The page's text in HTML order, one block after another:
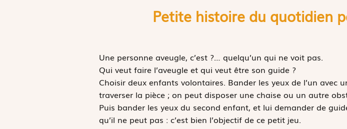
Petite histoire du quotidien
Une personne aveugle, c’est ?… quelqu’un qui ne voit pas.
Qui veut faire l’aveugle et qui veut être son guide ?
Choisir deux enfants volontaires. Bander les yeux de l’un avec
traverser la pièce ; on peut disposer une chaise ou un autre
Puis bander les yeux du second enfant, et lui demander de
qu’il ne peut pas : c’est bien l’objectif de ce petit jeu.